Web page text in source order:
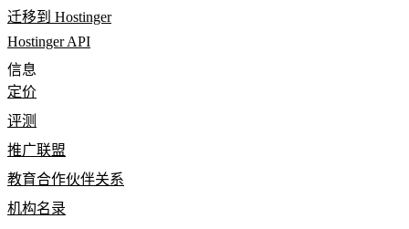
迁移到 Hostinger
Hostinger API
信息
定价
评测
推广联盟
教育合作伙伴关系
机构名录